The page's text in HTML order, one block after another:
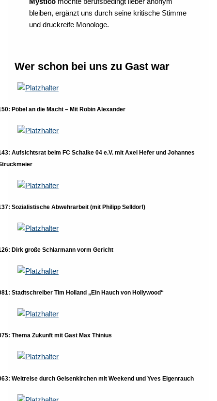
bleiben, ergänzt uns durch seine kritische Stimme
und druckreife Monologe.
Wer schon bei uns zu Gast war
Pöbel an die Macht – Mit Robin Alexander
Aufsichtsrat beim FC Schalke 04 e.V. mit Axel Hefer und Johannes
Sozialistische Abwehrarbeit (mit Philipp Selldorf)
Dirk große Schlarmann vorm Gericht
Stadtschreiber Tim Holland „Ein Hauch von Hollywood“
Thema Zukunft mit Gast Max Thinius
Weltreise durch Gelsenkirchen mit Weekend und Yves Eigenrauch